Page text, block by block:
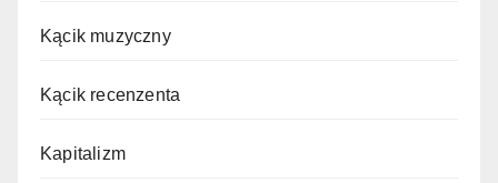
Kącik muzyczny
Kącik recenzenta
Kapitalizm